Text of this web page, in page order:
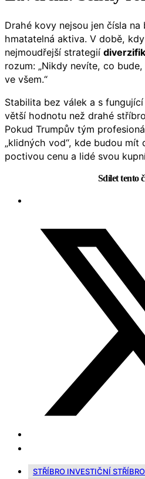
Drahé kovy nejsou jen čísla na
hmatatelná aktiva. V době,
nejmoudřejší strategií
rozum: „Nikdy nevíte, co
ve všem.“
Stabilita bez válek a s
větší hodnotu než drahé
Pokud Trumpův tým
„klidných vod“, kde budou mít
poctivou cenu a lidé svou
Sdílet tento
STŘÍBRO INVESTIČNÍ